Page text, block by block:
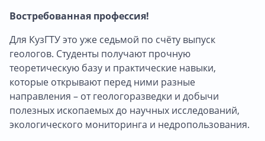
Востребованная профессия!
Для КузГТУ это уже седьмой по счёту выпуск
геологов. Студенты получают прочную
теоретическую базу и практические навыки,
которые открывают перед ними разные
направления – от геологоразведки и добычи
полезных ископаемых до научных исследований,
экологического мониторинга и недропользования.